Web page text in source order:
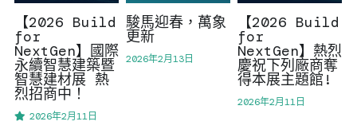
TIBA
APIGBA
聯絡我們
【2026 Build
for
NextGen】國際
永續智慧建築暨
智慧建材展 熱
烈招商中！
2026年2月11日
駿馬迎春，萬象
更新
2026年2月13日
【2026 Build
for
NextGen】熱烈
慶祝下列廠商奪
得本展主題館!
2026年2月11日